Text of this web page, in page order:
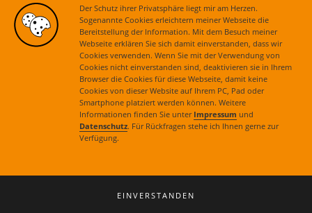
Der Schutz ihrer Privatsphäre liegt mir am Herzen.
Sogenannte Cookies erleichtern meiner Webseite die
Bereitstellung der Information. Mit dem Besuch meiner
Webseite erklären Sie sich damit einverstanden, dass wir
Cookies verwenden. Wenn Sie mit der Verwendung von
Cookies nicht einverstanden sind, deaktivieren sie in Ihrem
Browser die Cookies für diese Webseite, damit keine
Cookies von dieser Website auf Ihrem PC, Pad oder
Smartphone platziert werden können. Weitere
Informationen finden Sie unter Impressum und
Datenschutz. Für Rückfragen stehe ich Ihnen gerne zur
Verfügung.
EINVERSTANDEN
Aktuelles
Kontakt|Impressum|Datenschutz